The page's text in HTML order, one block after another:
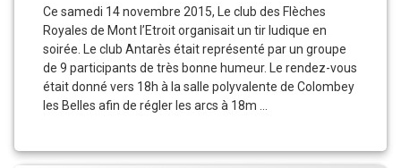
Ce samedi 14 novembre 2015, Le club des Flèches
Royales de Mont l’Etroit organisait un tir ludique en
soirée. Le club Antarès était représenté par un groupe
de 9 participants de très bonne humeur. Le rendez-vous
était donné vers 18h à la salle polyvalente de Colombey
les Belles afin de régler les arcs à 18m …